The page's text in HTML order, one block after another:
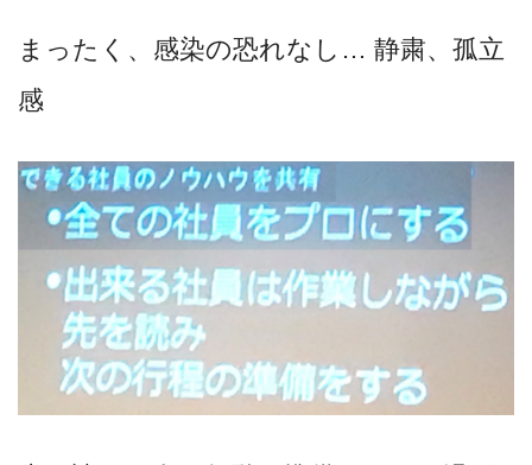
まったく、感染の恐れなし… 静粛、孤立
感